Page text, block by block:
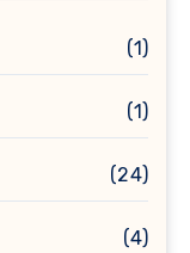
(1)
(1)
(24)
(4)